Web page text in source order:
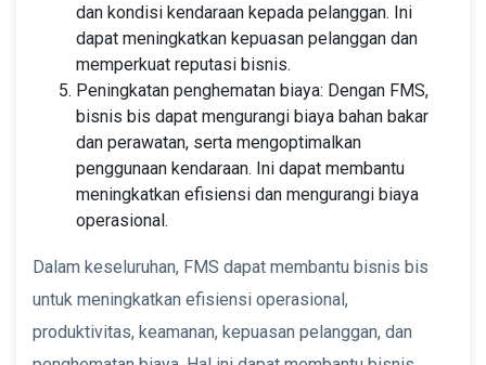
dan kondisi kendaraan kepada pelanggan. Ini
dapat meningkatkan kepuasan pelanggan dan
memperkuat reputasi bisnis.
Peningkatan penghematan biaya: Dengan FMS,
bisnis bis dapat mengurangi biaya bahan bakar
dan perawatan, serta mengoptimalkan
penggunaan kendaraan. Ini dapat membantu
meningkatkan efisiensi dan mengurangi biaya
operasional.
Dalam keseluruhan, FMS dapat membantu bisnis bis
untuk meningkatkan efisiensi operasional,
produktivitas, keamanan, kepuasan pelanggan, dan